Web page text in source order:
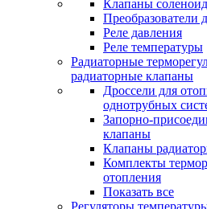
Клапаны
Преобразователи
Реле давления
Реле температуры
Радиаторные
радиаторные клапаны
Дроссели для
однотрубных
Запорно-
клапаны
Клапаны
Комплекты
отопления
Показать все
Регуляторы